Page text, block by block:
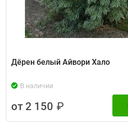
Дёрен белый Айвори Хало
В наличии
от 2 150 ₽